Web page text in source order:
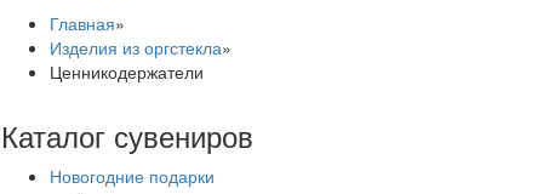
Главная»
Изделия из оргстекла»
Ценникодержатели
Каталог сувениров
Новогодние подарки